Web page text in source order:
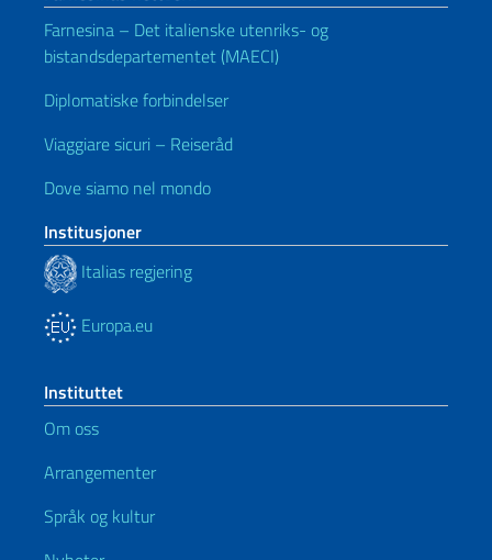
Farnesina – Det italienske utenriks- og
bistandsdepartementet (MAECI)
Diplomatiske forbindelser
Viaggiare sicuri – Reiseråd
Dove siamo nel mondo
Institusjoner
Italias regjering
Europa.eu
Instituttet
Om oss
Arrangementer
Språk og kultur